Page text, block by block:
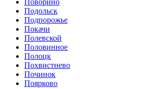
Поворино
Подольск
Подпорожье
Покачи
Полевской
Половинное
Полоцк
Похвистнево
Починок
Поярково